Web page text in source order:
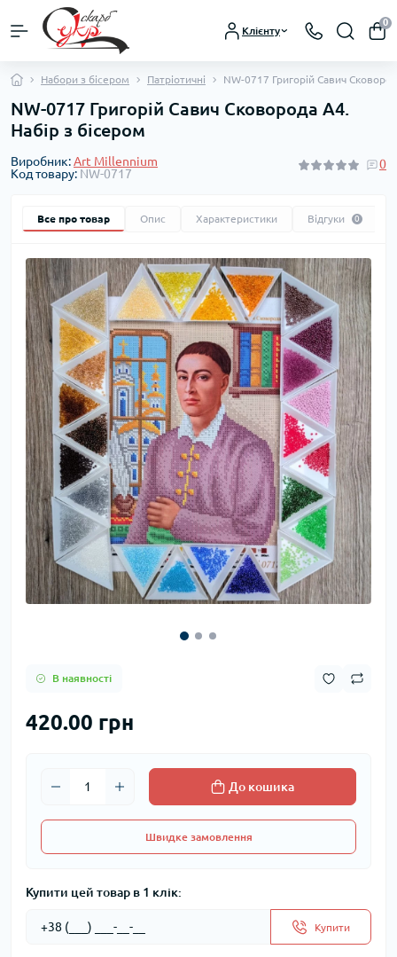
Клієнту
0
Набори з бісером Патріотичні NW-0717 Григорій Савич
NW-0717 Григорій Савич Сковорода А4.
Набір з бісером
Виробник:Art Millennium
Код товару: NW-0717
0
Все про товар Опис Характеристики Відгуки 0
В наявності
420.00 грн
До кошика
Швидке замовлення
Купити цей товар в 1 клік:
Купити